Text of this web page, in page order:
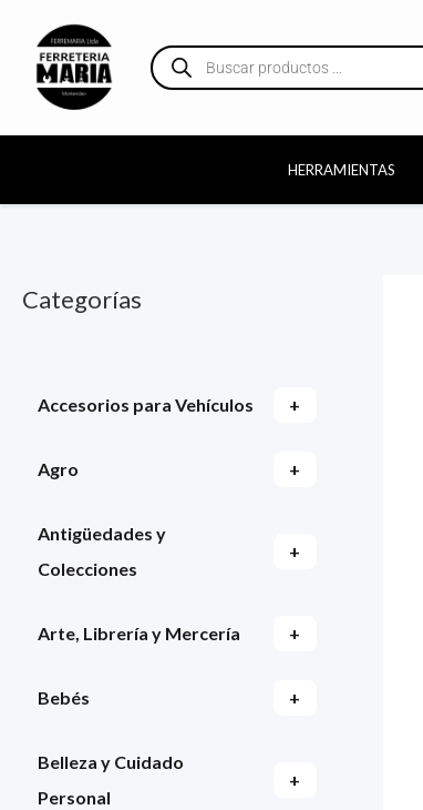
contenido
Búsqueda
de
productos
HERRAMIENTAS
Categorías
Accesorios para Vehículos +
Agro +
Antigüedades y
Colecciones
+
Arte, Librería y Mercería +
Bebés +
Belleza y Cuidado
Personal
+